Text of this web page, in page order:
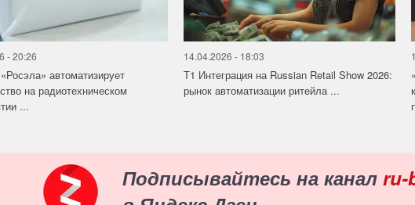
- 20:26
автоматизирует
на радиотехническом
...
14.04.2026 - 18:03
Т1 Интеграция на Russian Retail Show 2026:
рынок автоматизации ритейла ...
Подписывайтесь на канал ru-